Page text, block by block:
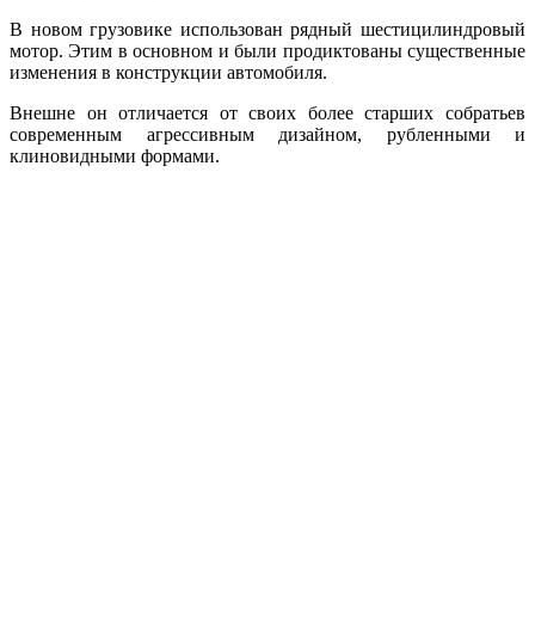
В новом грузовике использован рядный шестицилиндровый
мотор. Этим в основном и были продиктованы существенные
изменения в конструкции автомобиля.
Внешне он отличается от своих более старших собратьев
современным агрессивным дизайном, рубленными и
клиновидными формами.